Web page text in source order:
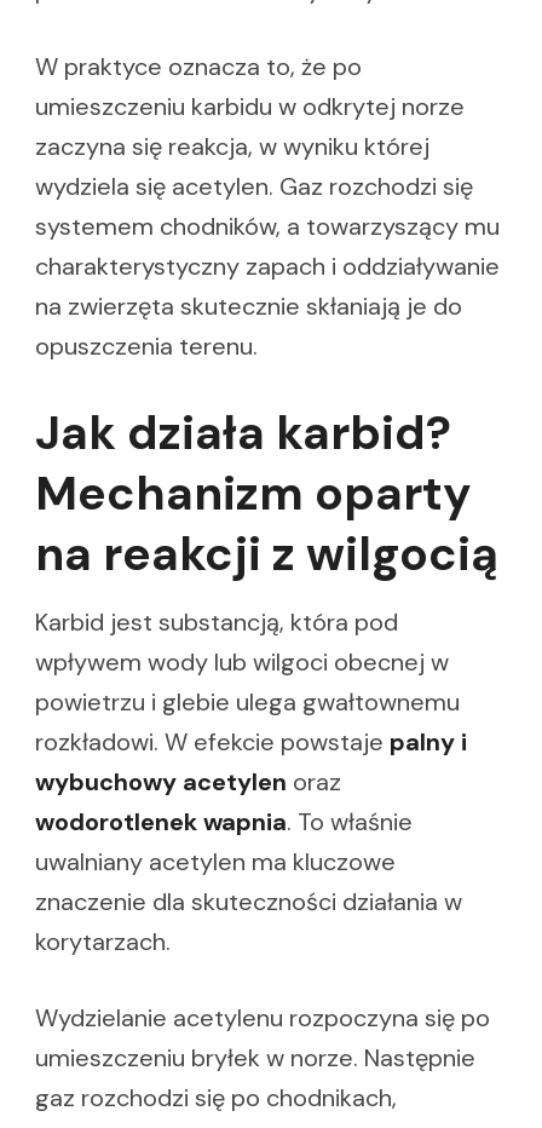
W praktyce oznacza to, że po
umieszczeniu karbidu w odkrytej norze
zaczyna się reakcja, w wyniku której
wydziela się acetylen. Gaz rozchodzi się
systemem chodników, a towarzyszący mu
charakterystyczny zapach i oddziaływanie
na zwierzęta skutecznie skłaniają je do
opuszczenia terenu.
Jak działa karbid?
Mechanizm oparty
na reakcji z wilgocią
Karbid jest substancją, która pod
wpływem wody lub wilgoci obecnej w
powietrzu i glebie ulega gwałtownemu
rozkładowi. W efekcie powstaje palny i
wybuchowy acetylen oraz
wodorotlenek wapnia. To właśnie
uwalniany acetylen ma kluczowe
znaczenie dla skuteczności działania w
korytarzach.
Wydzielanie acetylenu rozpoczyna się po
umieszczeniu bryłek w norze. Następnie
gaz rozchodzi się po chodnikach,